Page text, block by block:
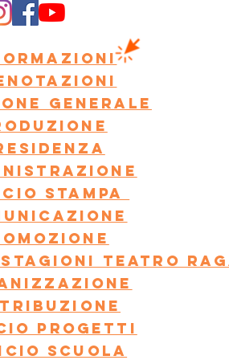
generale
Stampa
stagioni teatro
Progetti
scuola